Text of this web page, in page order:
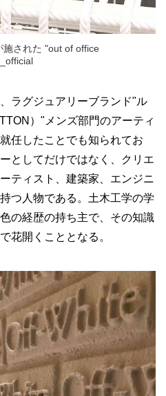
施された "out of office
ラグジュアリーブランド"ル
）"メンズ部門のアーティ
任したことでも知られてお
としてだけではなく、クリエ
ティスト、建築家、エンジニ
つ人物である。土木工学の学
の経歴の持ち主で、その知識
花開くこととなる。